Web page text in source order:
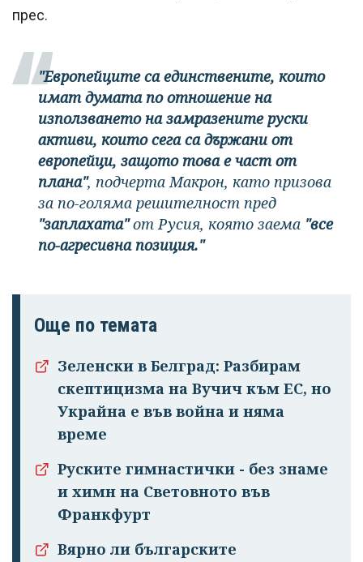
прес.
"Европейците са единствените, които
имат думата по отношение на
използването на замразените руски
активи, които сега са държани от
европейци, защото това е част от
плана", подчерта Макрон, като призова
за по-голяма решителност пред
"заплахата"от Русия, която заема "все
по-агресивна позиция."
Още по темата
Зеленски в Белград: Разбирам
скептицизма на Вучич към ЕС, но
Украйна е във война и няма
време
Руските гимнастички - без знаме
и химн на Световното във
Франкфурт
Вярно ли българските